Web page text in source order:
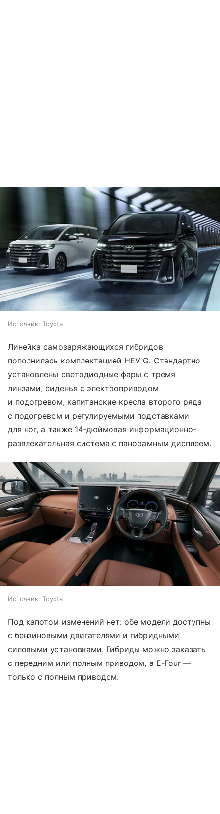
Источник: Toyota
Линейка самозаряжающихся гибридов
пополнилась комплектацией HEV G. Стандартно
установлены светодиодные фары с тремя
линзами, сиденья с электроприводом
и подогревом, капитанские кресла второго ряда
с подогревом и регулируемыми подставками
для ног, а также 14-дюймовая информационно-
развлекательная система с панорамным дисплеем.
Источник: Toyota
Под капотом изменений нет: обе модели доступны
с бензиновыми двигателями и гибридными
силовыми установками. Гибриды можно заказать
с передним или полным приводом, а E-Four —
только с полным приводом.